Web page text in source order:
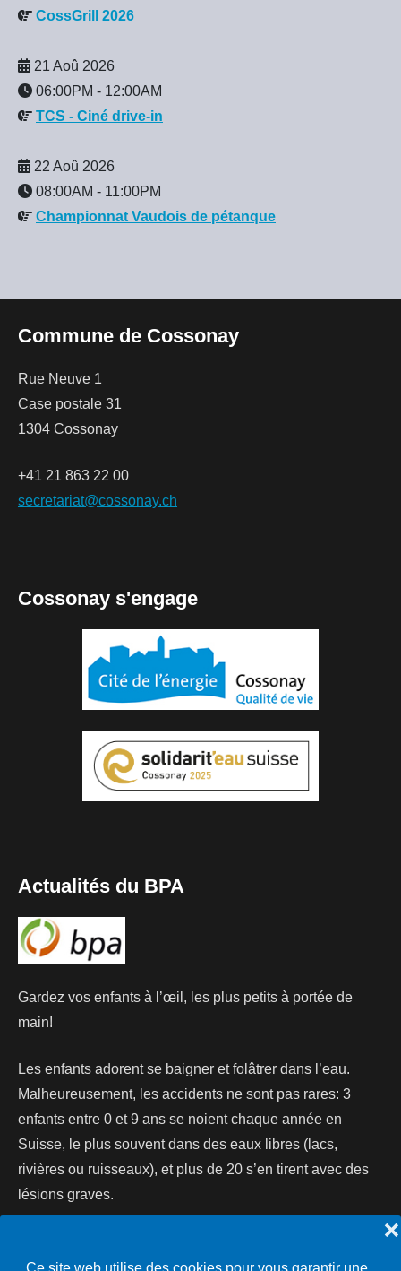
❌
CossGrill 2026
21 Aoû 2026
06:00PM - 12:00AM
TCS - Ciné drive-in
22 Aoû 2026
08:00AM - 11:00PM
Championnat Vaudois de pétanque
Commune de Cossonay
Rue Neuve 1
Case postale 31
1304 Cossonay
+41 21 863 22 00
secretariat@cossonay.ch
Cossonay s'engage
Actualités du BPA
Gardez vos enfants à l’œil, les plus petits à portée de
main!
Les enfants adorent se baigner et folâtrer dans l’eau.
Malheureusement, les accidents ne sont pas rares: 3
enfants entre 0 et 9 ans se noient chaque année en
Suisse, le plus souvent dans des eaux libres (lacs,
rivières ou ruisseaux), et plus de 20 s’en tirent avec des
lésions graves.